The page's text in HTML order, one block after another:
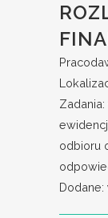
odbioru
Dodane: